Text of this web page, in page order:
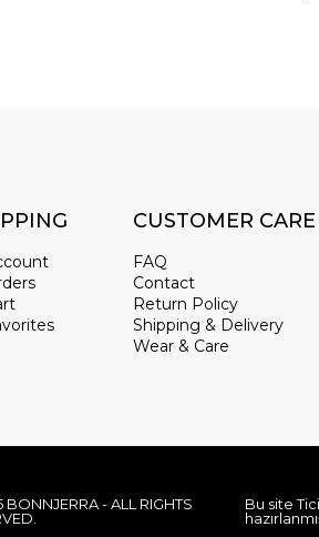
CUSTOMER CARE
FAQ
Contact
Return Policy
Shipping & Delivery
Wear & Care
BONNJERRA - ALL RIGHTS
Bu site